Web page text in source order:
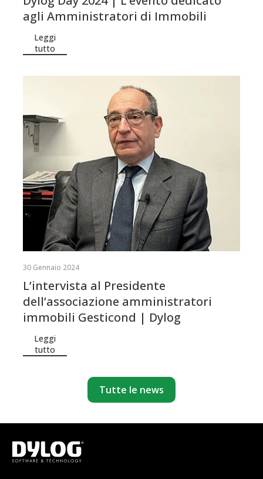
agli Amministratori di Immobili
Leggi
tutto
30 Gennaio 2024
L’intervista al Presidente
dell’associazione amministratori
immobili Gesticond | Dylog
Leggi
tutto
Tutte le news